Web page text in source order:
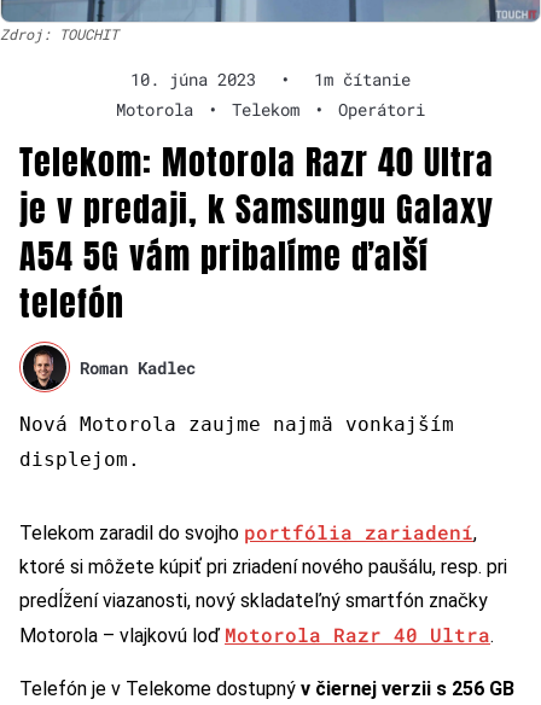
Zdroj: TOUCHIT
10. júna 2023 •
1m čítanie
Motorola
• Telekom • Operátori
Telekom: Motorola Razr 40 Ultra
je v predaji, k Samsungu Galaxy
A54 5G vám pribalíme ďalší
telefón
Roman Kadlec
Nová Motorola zaujme najmä vonkajším
displejom.
Telekom zaradil do svojho portfólia zariadení,
ktoré si môžete kúpiť pri zriadení nového paušálu, resp. pri
predĺžení viazanosti, nový skladateľný smartfón značky
Motorola – vlajkovú loď Motorola Razr 40 Ultra.
Telefón je v Telekome dostupný v čiernej verzii s 256 GB